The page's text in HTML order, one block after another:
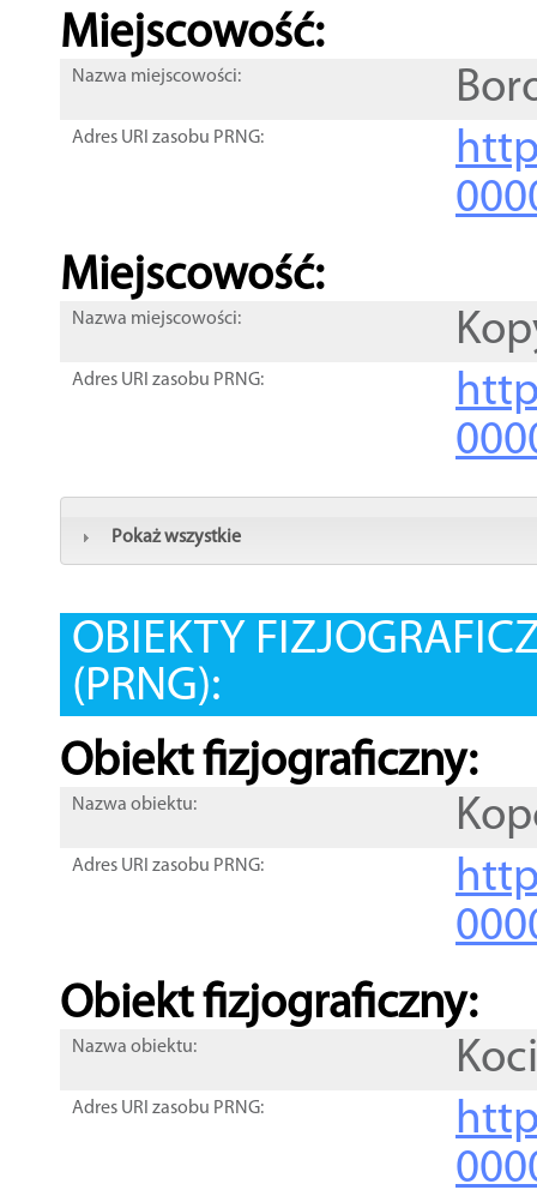
Miejscowość:
Nazwa miejscowości:
Adres URI zasobu PRNG:
Miejscowość:
Nazwa miejscowości:
Adres URI zasobu PRNG:
Pokaż wszystkie
OBIEKTY
(PRNG):
Obiekt fizjograficzny:
Nazwa obiektu:
Adres URI zasobu PRNG:
Obiekt fizjograficzny:
Nazwa obiektu:
Adres URI zasobu PRNG: